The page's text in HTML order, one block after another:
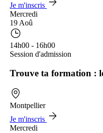
Je m'inscris
Mercredi
19 Aoû
14h00 - 16h00
Session d'admission
Trouve ta formation :
Montpellier
Je m'inscris
Mercredi